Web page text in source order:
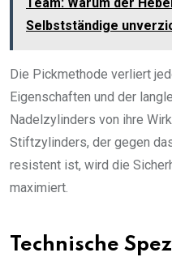
Selbstständige
Die Pickmethode verliert
Eigenschaften und der
Nadelzylinders von ihre
Stiftzylinders, der gegen
resistent ist, wird die
maximiert.
Technische